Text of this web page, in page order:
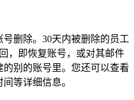
删除。30天内被删除的员工
，即恢复账号，或对其邮件
别的账号里。您还可以查看
等详细信息。